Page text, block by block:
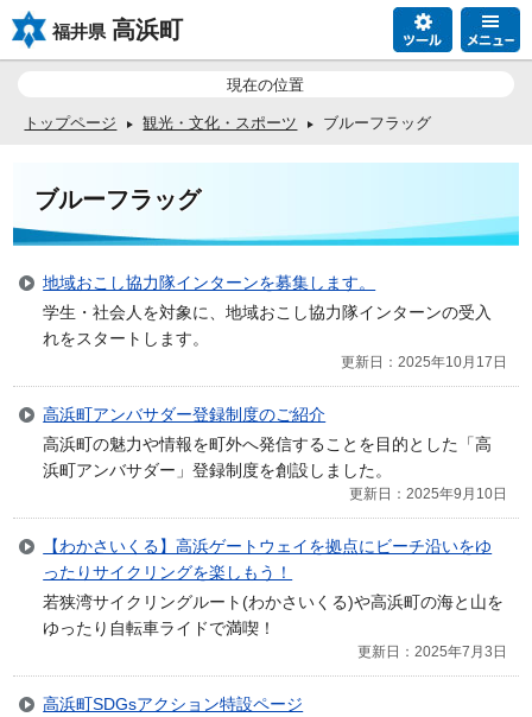
福井県 高浜町
現在の位置
トップページ 観光・文化・スポーツ ブルーフラッグ
ブルーフラッグ
地域おこし協力隊インターンを募集します。
学生・社会人を対象に、地域おこし協力隊インターンの受入
れをスタートします。
更新日：2025年10月17日
高浜町アンバサダー登録制度のご紹介
高浜町の魅力や情報を町外へ発信することを目的とした「高
浜町アンバサダー」登録制度を創設しました。
更新日：2025年9月10日
【わかさいくる】高浜ゲートウェイを拠点にビーチ沿いをゆ
ったりサイクリングを楽しもう！
若狭湾サイクリングルート(わかさいくる)や高浜町の海と山を
ゆったり自転車ライドで満喫！
更新日：2025年7月3日
高浜町SDGsアクション特設ページ